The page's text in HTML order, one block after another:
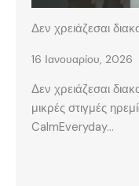
Δεν χρειάζεσαι
16 Ιανουαρίου, 2026
Δεν χρειάζεσαι
μικρές στιγμές
CalmEveryday…